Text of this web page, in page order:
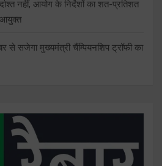
नहीं, आयोग के निर्देशों का शत-प्रतिशत
आयुक्त
से सजेगा मुख्यमंत्री चैंम्पियनशिप ट्रॉफी का